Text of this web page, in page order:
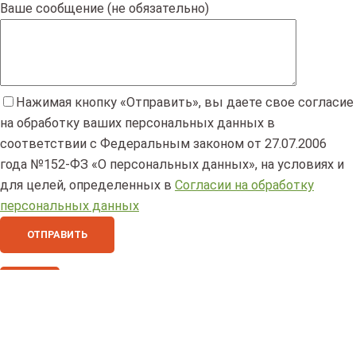
Ваше сообщение (не обязательно)
Нажимая кнопку «Отправить», вы даете свое согласие
на обработку ваших персональных данных в
соответствии с Федеральным законом от 27.07.2006
года №152-ФЗ «О персональных данных», на условиях и
для целей, определенных в Согласии на обработку
персональных данных